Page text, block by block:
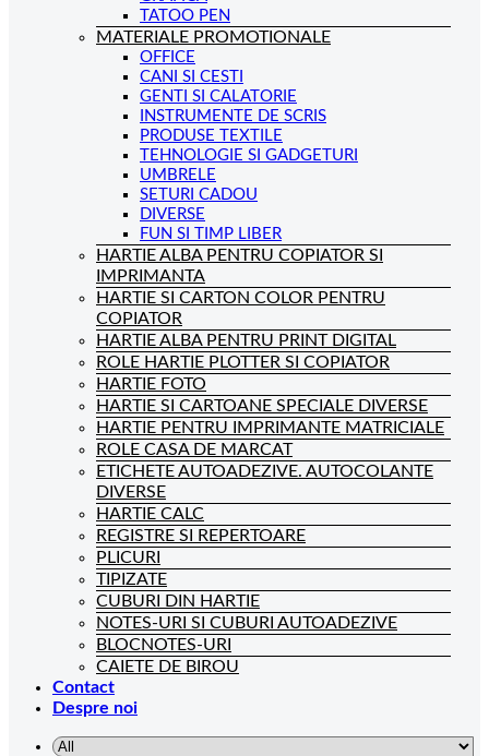
TATOO PEN
MATERIALE PROMOTIONALE
OFFICE
CANI SI CESTI
GENTI SI CALATORIE
INSTRUMENTE DE SCRIS
PRODUSE TEXTILE
TEHNOLOGIE SI GADGETURI
UMBRELE
SETURI CADOU
DIVERSE
FUN SI TIMP LIBER
HARTIE ALBA PENTRU COPIATOR SI
IMPRIMANTA
HARTIE SI CARTON COLOR PENTRU
COPIATOR
HARTIE ALBA PENTRU PRINT DIGITAL
ROLE HARTIE PLOTTER SI COPIATOR
HARTIE FOTO
HARTIE SI CARTOANE SPECIALE DIVERSE
HARTIE PENTRU IMPRIMANTE MATRICIALE
ROLE CASA DE MARCAT
ETICHETE AUTOADEZIVE. AUTOCOLANTE
DIVERSE
HARTIE CALC
REGISTRE SI REPERTOARE
PLICURI
TIPIZATE
CUBURI DIN HARTIE
NOTES-URI SI CUBURI AUTOADEZIVE
BLOCNOTES-URI
CAIETE DE BIROU
Contact
Despre noi